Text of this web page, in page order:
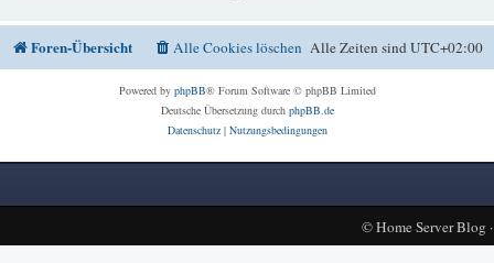
Foren-Übersicht Alle Zeiten sindUTC+02:00
Alle Cookies löschen
Powered by phpBB® Forum Software © phpBB Limited
Deutsche Übersetzung durch phpBB.de
Datenschutz| Nutzungsbedingungen
©Home Server Blog